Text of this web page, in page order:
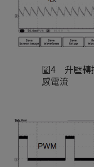
圖4 升壓轉
感電流